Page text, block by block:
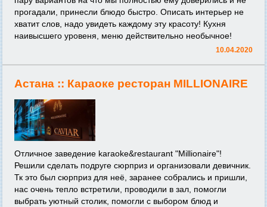
прогадали, принесли блюдо быстро. Описать интерьер не
хватит слов, надо увидеть каждому эту красоту! Кухня
наивысшего уровеня, меню действительно необычное!
10.04.2020
Астана :: Караоке ресторан MILLIONAIRE
Отличное заведение karaoke&restaurant "Millionaire"!
Решили сделать подруге сюрприз и организовали девичник.
Тк это был сюрприз для неё, заранее собрались и пришли,
нас очень тепло встретили, проводили в зал, помогли
выбрать уютный столик, помогли с выбором блюд и